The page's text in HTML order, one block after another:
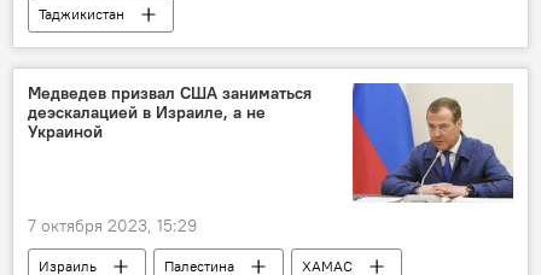
Таджикистан
Новости Куляба и Хатлонской области
сельское хозяйство
Общество
Медведев призвал США заниматься
деэскалацией в Израиле, а не
Украиной
7 октября 2023, 15:29
Израиль Палестина
ХАМАС